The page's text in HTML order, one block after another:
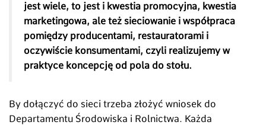
jest wiele, to jest i kwestia promocyjna, kwestia
marketingowa, ale też sieciowanie i współpraca
pomiędzy producentami, restauratorami i
oczywiście konsumentami, czyli realizujemy w
praktyce koncepcję od pola do stołu.
By dołączyć do sieci trzeba złożyć wniosek do
Departamentu Środowiska i Rolnictwa. Każda